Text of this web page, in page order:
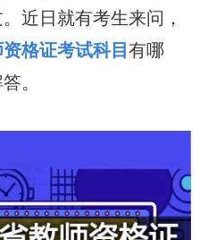
近日就有考生来问，
格证考试科目有哪
。